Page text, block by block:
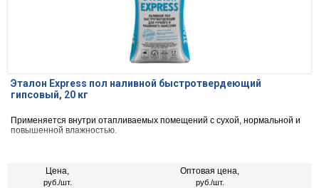
Эталон Express пол наливной быстротвердеющий
гипсовый, 20 кг
Применяется внутри отапливаемых помещений с сухой, нормальной и
повышенной влажностью.
Цена,
руб./шт.
Оптовая цена,
руб./шт.